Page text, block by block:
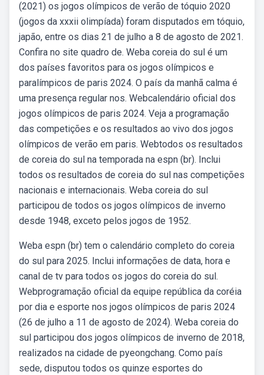
(2021) os jogos olímpicos de verão de tóquio 2020
(jogos da xxxii olimpíada) foram disputados em tóquio,
japão, entre os dias 21 de julho a 8 de agosto de 2021.
Confira no site quadro de. Weba coreia do sul é um
dos países favoritos para os jogos olímpicos e
paralímpicos de paris 2024. O país da manhã calma é
uma presença regular nos. Webcalendário oficial dos
jogos olímpicos de paris 2024. Veja a programação
das competições e os resultados ao vivo dos jogos
olímpicos de verão em paris. Webtodos os resultados
de coreia do sul na temporada na espn (br). Inclui
todos os resultados de coreia do sul nas competições
nacionais e internacionais. Weba coreia do sul
participou de todos os jogos olímpicos de inverno
desde 1948, exceto pelos jogos de 1952.
Weba espn (br) tem o calendário completo do coreia
do sul para 2025. Inclui informações de data, hora e
canal de tv para todos os jogos do coreia do sul.
Webprogramação oficial da equipe república da coréia
por dia e esporte nos jogos olímpicos de paris 2024
(26 de julho a 11 de agosto de 2024). Weba coreia do
sul participou dos jogos olímpicos de inverno de 2018,
realizados na cidade de pyeongchang. Como país
sede, disputou todos os quinze esportes do